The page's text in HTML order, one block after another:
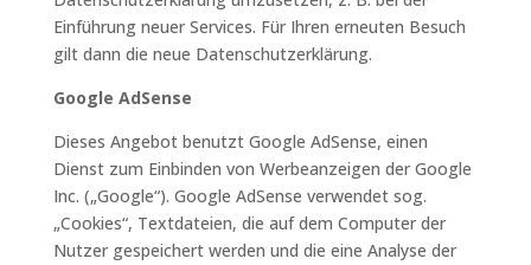
Einführung neuer Services. Für Ihren erneuten Besuch
gilt dann die neue Datenschutzerklärung.
Google AdSense
Dieses Angebot benutzt Google AdSense, einen
Dienst zum Einbinden von Werbeanzeigen der Google
Inc. („Google“). Google AdSense verwendet sog.
„Cookies“, Textdateien, die auf dem Computer der
Nutzer gespeichert werden und die eine Analyse der